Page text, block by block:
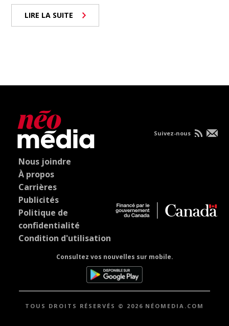
LIRE LA SUITE
Nous joindre
À propos
Carrières
Publicités
Politique de
confidentialité
Condition d'utilisation
Consultez vos nouvelles sur mobile.
Suivez-nous
TOUS DROITS RÉSERVÉS © 2026 NÉOMEDIA.COM